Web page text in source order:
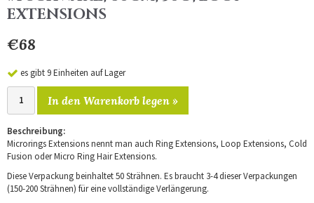
EXTENSIONS
€68
es gibt 9 Einheiten auf Lager
In den Warenkorb legen »
Beschreibung:
Microrings Extensions nennt man auch Ring Extensions, Loop Extensions, Cold
Fusion oder Micro Ring Hair Extensions.
Diese Verpackung beinhaltet 50 Strähnen. Es braucht 3-4 dieser Verpackungen
(150-200 Strähnen) für eine vollständige Verlängerung.